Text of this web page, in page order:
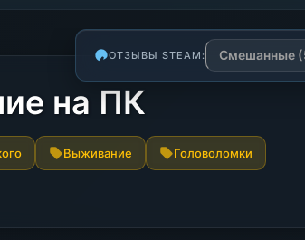
на ПК
Выживание Головоломки
ОТЗЫВЫ STEAM: Смешанные